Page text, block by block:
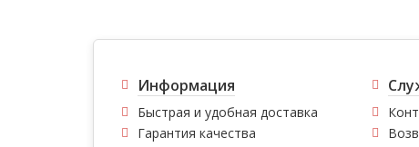
Информация
Быстрая и удобная доставка
Гарантия качества